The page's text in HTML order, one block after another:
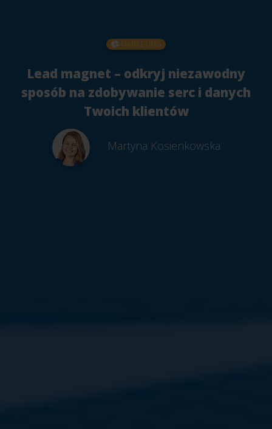
MARKETING
Lead magnet – odkryj niezawodny
sposób na zdobywanie serc i danych
Twoich klientów
Martyna Kosienkowska